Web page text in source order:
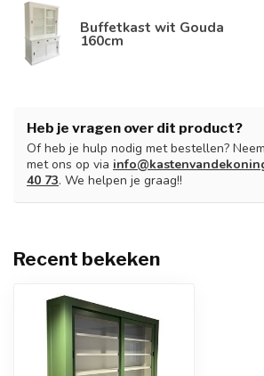
Buffetkast wit Gouda
160cm
Heb je vragen over dit product?
Of heb je hulp nodig met bestellen?
met ons op via
40 73. We helpen je graag!!
Recent bekeken